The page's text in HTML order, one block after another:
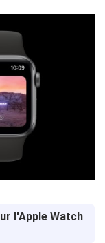
l'Apple Watch